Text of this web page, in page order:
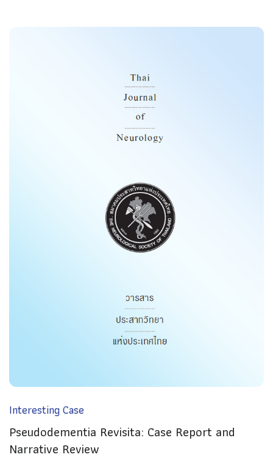
Interesting Case
Pseudodementia Revisita: Case Report and
Narrative Review